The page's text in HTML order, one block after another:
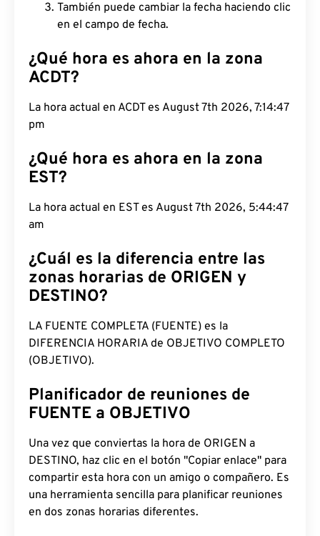
También puede cambiar la fecha haciendo clic
en el campo de fecha.
¿Qué hora es ahora en la zona
ACDT?
La hora actual en ACDT es August 7th 2026, 7:14:48
pm
¿Qué hora es ahora en la zona
EST?
La hora actual en EST es August 7th 2026, 5:44:48
am
¿Cuál es la diferencia entre las
zonas horarias de ORIGEN y
DESTINO?
LA FUENTE COMPLETA (FUENTE) es la
DIFERENCIA HORARIA de OBJETIVO COMPLETO
(OBJETIVO).
Planificador de reuniones de
FUENTE a OBJETIVO
Una vez que conviertas la hora de ORIGEN a
DESTINO, haz clic en el botón "Copiar enlace" para
compartir esta hora con un amigo o compañero. Es
una herramienta sencilla para planificar reuniones
en dos zonas horarias diferentes.